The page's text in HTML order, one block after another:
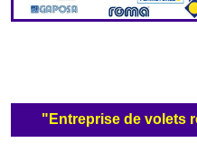
"Entreprise de volets